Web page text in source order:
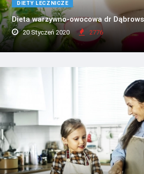
DIETY LECZNICZE
Dieta warzywno-owocowa dr
20 Styczeń 2020 2776